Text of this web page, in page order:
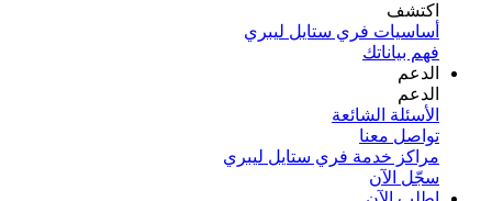
اكتشف​
أساسيات فري ستايل ليبري
فهم بياناتك
الدعم
الدعم
الأسئلة الشائعة
تواصل معنا
مراكز خدمة فري ستايل ليبري
سجّل الآن​